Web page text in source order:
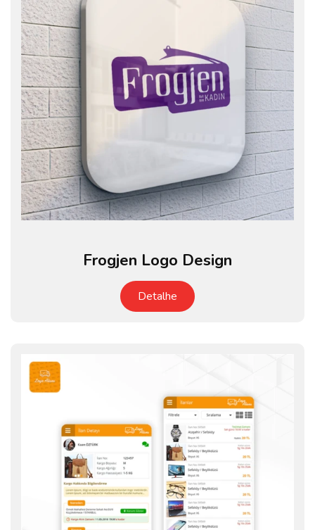
Frogjen Logo Design
Detalhe